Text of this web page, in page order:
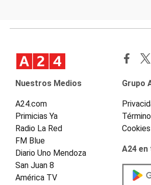
Nuestros Medios
A24.com
Primicias Ya
Radio La Red
FM Blue
Diario Uno Mendoza
San Juan 8
América TV
Grupo
Cookies
A24 en